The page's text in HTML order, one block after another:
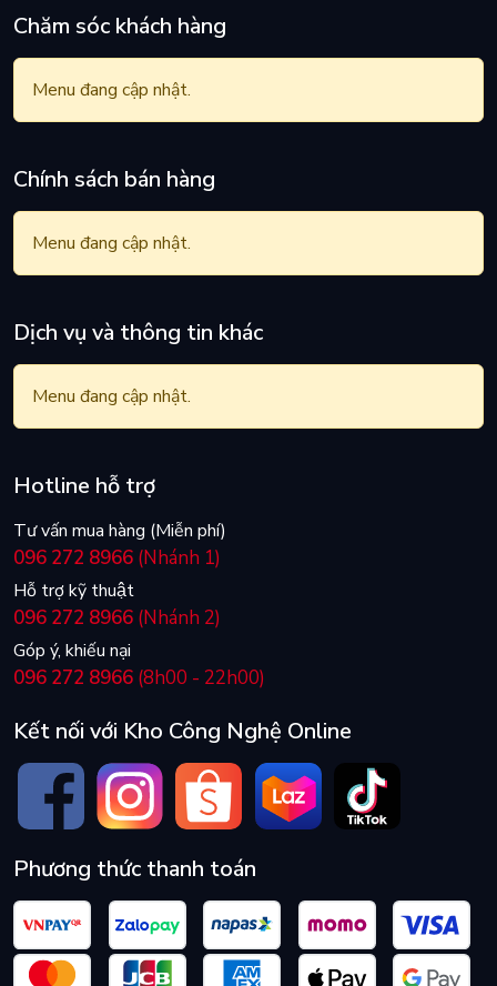
Chăm sóc khách hàng
Menu đang cập nhật.
Chính sách bán hàng
Menu đang cập nhật.
Dịch vụ và thông tin khác
Menu đang cập nhật.
Hotline hỗ trợ
Tư vấn mua hàng (Miễn phí)
096 272 8966 (Nhánh 1)
Hỗ trợ kỹ thuật
096 272 8966 (Nhánh 2)
Góp ý, khiếu nại
096 272 8966 (8h00 - 22h00)
Kết nối với Kho Công Nghệ Online
Phương thức thanh toán